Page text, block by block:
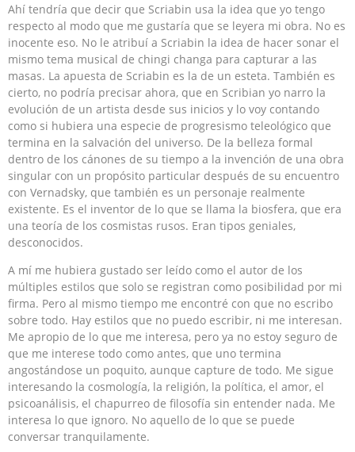
Ahí tendría que decir que Scriabin usa la idea que yo tengo
respecto al modo que me gustaría que se leyera mi obra. No es
inocente eso. No le atribuí a Scriabin la idea de hacer sonar el
mismo tema musical de chingi changa para capturar a las
masas. La apuesta de Scriabin es la de un esteta. También es
cierto, no podría precisar ahora, que en Scribian yo narro la
evolución de un artista desde sus inicios y lo voy contando
como si hubiera una especie de progresismo teleológico que
termina en la salvación del universo. De la belleza formal
dentro de los cánones de su tiempo a la invención de una obra
singular con un propósito particular después de su encuentro
con Vernadsky, que también es un personaje realmente
existente. Es el inventor de lo que se llama la biosfera, que era
una teoría de los cosmistas rusos. Eran tipos geniales,
desconocidos.
A mí me hubiera gustado ser leído como el autor de los
múltiples estilos que solo se registran como posibilidad por mi
firma. Pero al mismo tiempo me encontré con que no escribo
sobre todo. Hay estilos que no puedo escribir, ni me interesan.
Me apropio de lo que me interesa, pero ya no estoy seguro de
que me interese todo como antes, que uno termina
angostándose un poquito, aunque capture de todo. Me sigue
interesando la cosmología, la religión, la política, el amor, el
psicoanálisis, el chapurreo de filosofía sin entender nada. Me
interesa lo que ignoro. No aquello de lo que se puede
conversar tranquilamente.